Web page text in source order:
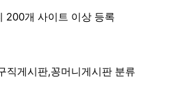
200개 사이트 이상 등록
직게시판,꽁머니게시판 분류